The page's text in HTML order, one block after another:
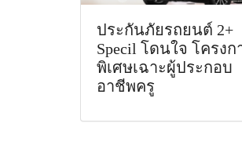
ประกันภัยรถยนต์ 2+
Specil โดนใจ โครงก
พิเศษเฉาะผู้ประกอบ
อาชีพครู